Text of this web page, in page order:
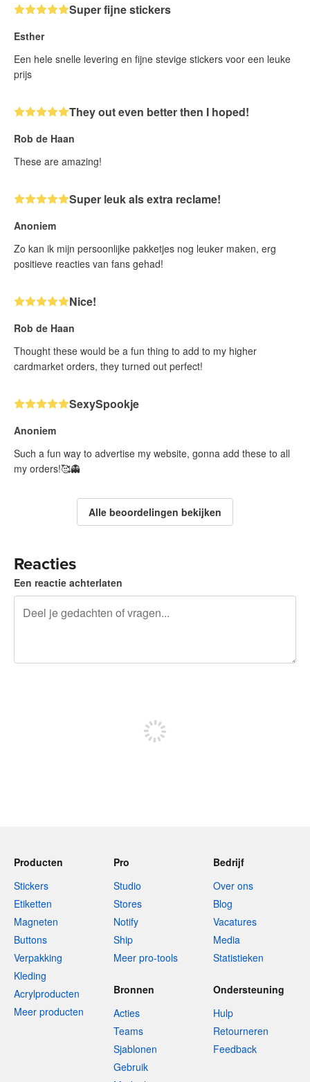
Super fijne stickers
Esther
Een hele snelle levering en fijne stevige stickers voor een leuke
prijs
They out even better then I hoped!
Rob de Haan
These are amazing!
Super leuk als extra reclame!
Anoniem
Zo kan ik mijn persoonlijke pakketjes nog leuker maken, erg
positieve reacties van fans gehad!
Nice!
Rob de Haan
Thought these would be a fun thing to add to my higher
cardmarket orders, they turned out perfect!
SexySpookje
Anoniem
Such a fun way to advertise my website, gonna add these to all
my orders!🥰👻
Alle beoordelingen bekijken
Reacties
Een reactie achterlaten
Producten
Stickers
Etiketten
Magneten
Buttons
Verpakking
Kleding
Acrylproducten
Meer producten
Pro
Studio
Stores
Notify
Ship
Meer pro-tools
Bedrijf
Over ons
Blog
Vacatures
Media
Statistieken
Bronnen
Acties
Teams
Sjablonen
Gebruik
Ondersteuning
Hulp
Retourneren
Feedback